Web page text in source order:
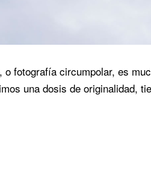
o fotografía circumpolar, es
una dosis de originalidad,